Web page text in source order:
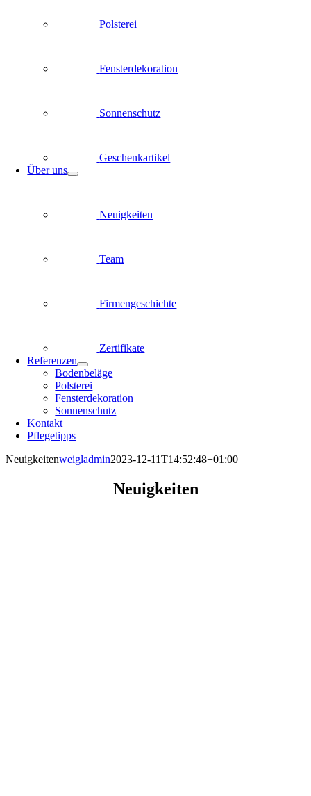
Polsterei
Fensterdekoration
Sonnenschutz
Geschenkartikel
Über uns
Neuigkeiten
Team
Firmengeschichte
Zertifikate
Referenzen
Bodenbeläge
Polsterei
Fensterdekoration
Sonnenschutz
Kontakt
Pflegetipps
Neuigkeitenweigladmin2023-12-11T14:52:48+01:00
Neuigkeiten